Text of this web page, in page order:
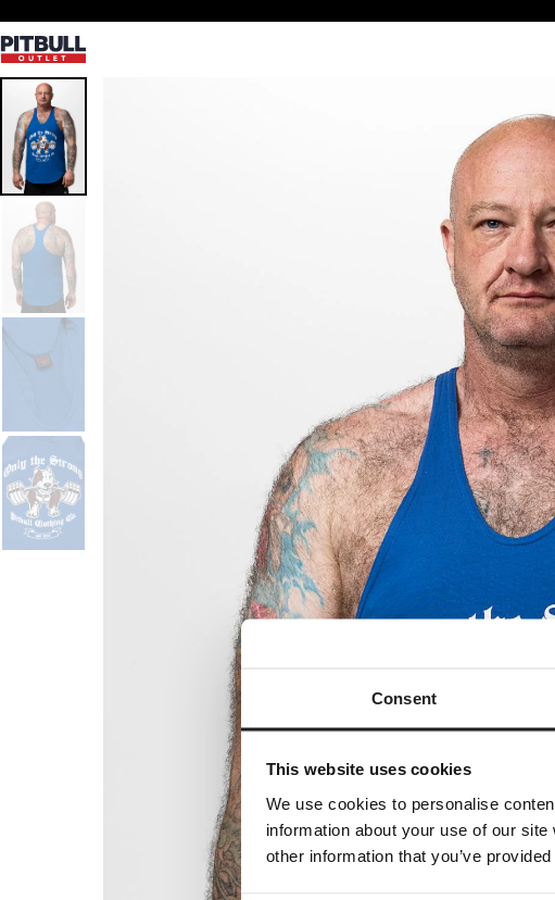
Consent
This website uses cookies
We use cookies to personalise
information about your use of our
other information that you’ve